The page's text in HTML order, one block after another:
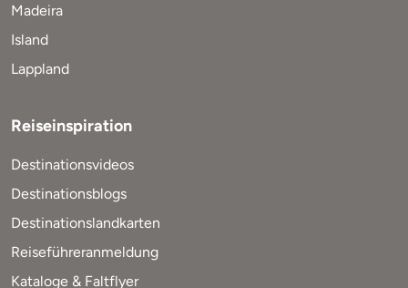
Madeira
Island
Lappland
Reiseinspiration
Destinationsvideos
Destinationsblogs
Destinationslandkarten
Reiseführeranmeldung
Kataloge & Faltflyer